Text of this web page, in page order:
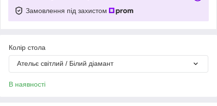
Замовлення під захистом
Колір стола
Ательє світлий / Білий діамант
В наявності